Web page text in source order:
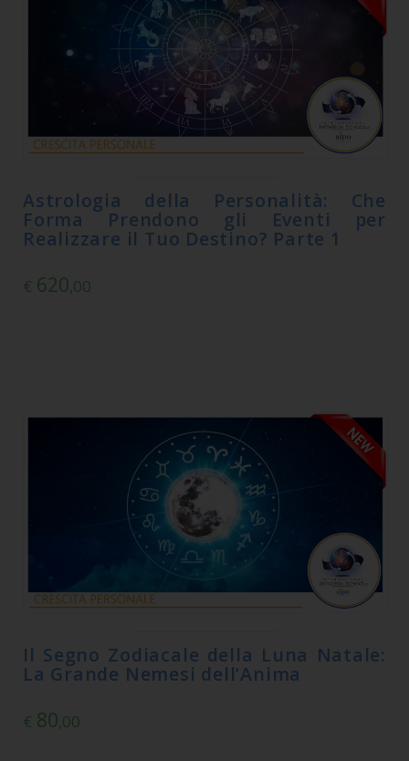
Astrologia della Personalità: Che
Forma Prendono gli Eventi per
Realizzare il Tuo Destino? Parte 1
€ 620,00
Il Segno Zodiacale della Luna Natale:
La Grande Nemesi dell’Anima
€ 80,00